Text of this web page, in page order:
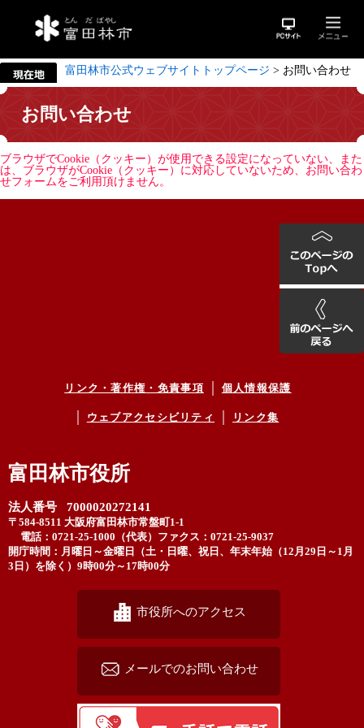
富田林市公式ウェブサイトトップページ > お問い合わせ
お問い合わせ
ブラウザでCookie（クッキー）が使用できる設定になっていない、また
は、ブラウザがCookie（クッキー）に対応していないため、お問い合わ
せフォームをご利用頂けません。
リンク・著作権・免責事項 個人情報保護
ウェブアクセシビリティ リンク集
富田林市役所
法人番号 7000020272141
〒584-8511 大阪府富田林市常盤町1-1
電話：0721-25-1000（代表） ファクス：0721-25-9037
開庁時間：月曜日～金曜日（土・日曜、祝日、年末年始（12月29日～1月
3日）を除く）9時00分～17時00分
市役所へのアクセス
メールでのお問い合わせ